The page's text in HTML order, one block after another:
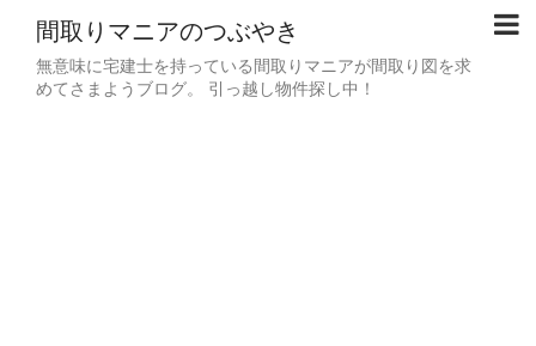
間取りマニアのつぶやき
無意味に宅建士を持っている間取りマニアが間取り図を求
めてさまようブログ。 引っ越し物件探し中！